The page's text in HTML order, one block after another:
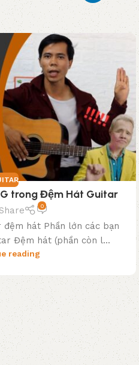
trong Đệm Hát Guitar
0
đệm hát Phần lớn các bạn
Đệm hát (phần còn l...
reading